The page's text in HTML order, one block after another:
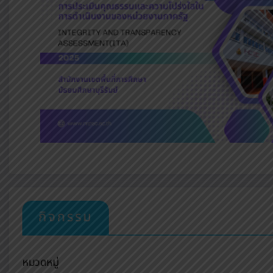
กิจกรรม
หมวดหมู่